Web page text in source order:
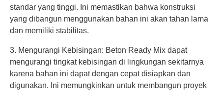
standar yang tinggi. Ini memastikan bahwa konstruksi
yang dibangun menggunakan bahan ini akan tahan lama
dan memiliki stabilitas.
3. Mengurangi Kebisingan: Beton Ready Mix dapat
mengurangi tingkat kebisingan di lingkungan sekitarnya
karena bahan ini dapat dengan cepat disiapkan dan
digunakan. Ini memungkinkan untuk membangun proyek